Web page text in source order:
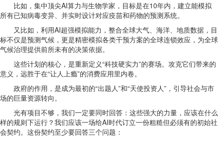
比如，集中顶尖AI算力与生物学家，目标是在10年内，建立能模拟
所有已知病毒变异、并实时设计对应疫苗和药物的预测系统。
又比如，利用AI超强模拟能力，整合全球大气、海洋、地质数据，目
标不仅是预测气候，更是精密模拟各类干预方案的全球连锁效应，为全球
气候治理提供前所未有的决策依据。
这些计划的核心，是重新定义“科技硬实力”的赛场。攻克它们带来的
意义，远胜于在“让人上瘾”的消费应用里内卷。
政府的作用，是成为最初的“出题人”和“天使投资人”，引导社会与市
场的巨量资源转向。
光有项目不够，我们一定要同时回答：这些强大的力量，应该在什么
样的规则下运行？我们应该一场给AI时代订立一份粗糙但必须有的初始社
会契约。这份契约至少要回答三个问题：